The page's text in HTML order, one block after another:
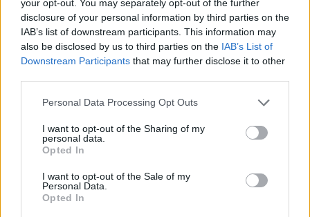
your opt-out. You may separately opt-out of the further
disclosure of your personal information by third parties on the
IAB’s list of downstream participants. This information may
also be disclosed by us to third parties on the IAB’s List of
Downstream Participants that may further disclose it to other
Please note that this website/app uses one or more Google
not limited to your visit or usage behaviour. You may click to
grant or deny consent to Google and its third-party tags to
use your data for below specified purposes in below Google
consent section.
Personal Data Processing Opt Outs
I want to opt-out of the Sharing of my
personal data.
Opted In
I want to opt-out of the Sale of my
Personal Data.
Opted In
01.11.23